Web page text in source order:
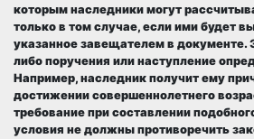
которым наследники могут
только в том случае, если ими будет
указанное завещателем в документе.
либо поручения или наступление
Например, наследник получит ему
достижении совершеннолетнего
требование при составлении
условия не должны противоречить